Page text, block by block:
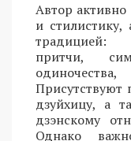
Автор
и
традицией:
притчи,
Присутствуют
дзуйхицу, а
дзэнскому
Однако